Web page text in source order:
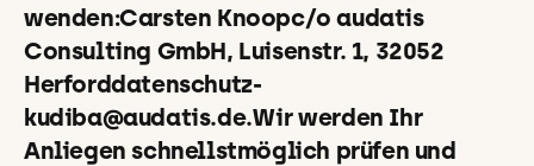
wenden:Carsten Knoopc/o audatis
Consulting GmbH, Luisenstr. 1, 32052
Herforddatenschutz-
kudiba@audatis.de.Wir werden Ihr
Anliegen schnellstmöglich prüfen und